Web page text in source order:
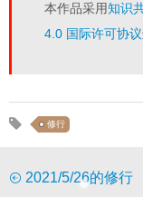
本作品采用知识
4.0 国际许可协议
修行
2021/5/26的修行